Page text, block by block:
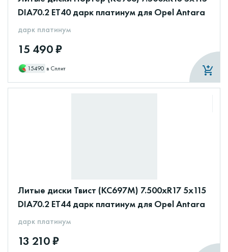
DIA70.2 ET40 дарк платинум для Opel Antara
дарк платинум
15 490 ₽
15490 в Сплит
Литые диски Твист (КС697М) 7.500xR17 5x115
DIA70.2 ET44 дарк платинум для Opel Antara
дарк платинум
13 210 ₽